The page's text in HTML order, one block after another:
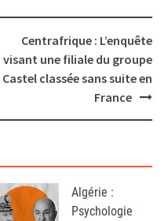
Centrafrique : L’enquête
visant une filiale du groupe
Castel classée sans suite en
France
Algérie :
Psychologie